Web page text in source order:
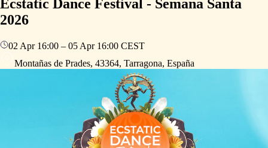
Ecstatic Dance Festival - Semana Santa
2026
02 Apr 16:00 – 05 Apr 16:00 CEST
Montañas de Prades, 43364, Tarragona, España